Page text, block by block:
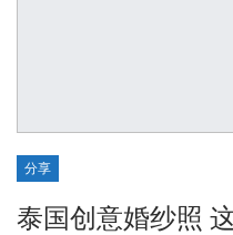
分享
泰国创意婚纱照